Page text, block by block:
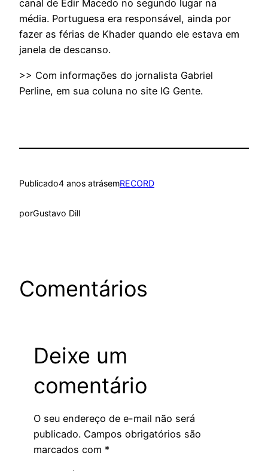
canal de Edir Macedo no segundo lugar na
média. Portuguesa era responsável, ainda por
fazer as férias de Khader quando ele estava em
janela de descanso.
>> Com informações do jornalista Gabriel
Perline, em sua coluna no site IG Gente.
Publicado4 anos atrásemRECORD
porGustavo Dill
Comentários
Deixe um
comentário
O seu endereço de e-mail não será
publicado. Campos obrigatórios são
marcados com *